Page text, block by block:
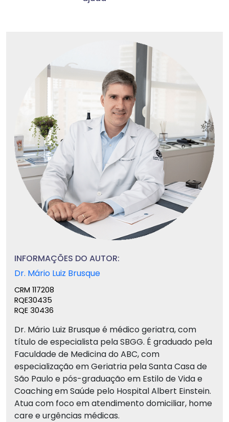
INFORMAÇÕES DO AUTOR:
Dr. Mário Luiz Brusque
CRM 117208
RQE30435
RQE 30436
Dr. Mário Luiz Brusque é médico geriatra, com
título de especialista pela SBGG. É graduado pela
Faculdade de Medicina do ABC, com
especialização em Geriatria pela Santa Casa de
São Paulo e pós-graduação em Estilo de Vida e
Coaching em Saúde pelo Hospital Albert Einstein.
Atua com foco em atendimento domiciliar, home
care e urgências médicas.